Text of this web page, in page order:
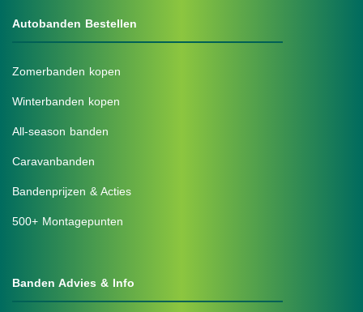
Autobanden Bestellen
Zomerbanden kopen
Winterbanden kopen
All-season banden
Caravanbanden
Bandenprijzen & Acties
500+ Montagepunten
Banden Advies & Info